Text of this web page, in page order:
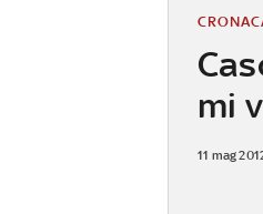
mi
11 mag